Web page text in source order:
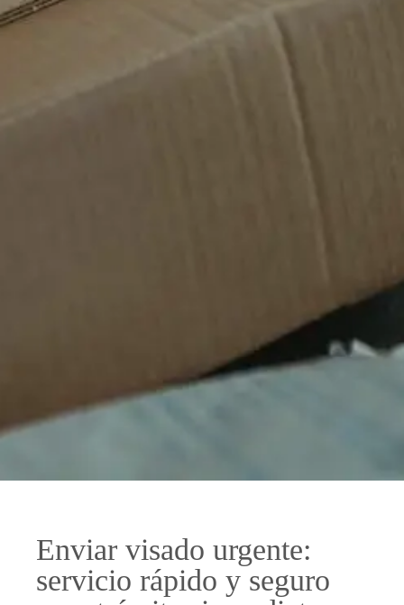
Enviar visado urgente:
servicio rápido y seguro